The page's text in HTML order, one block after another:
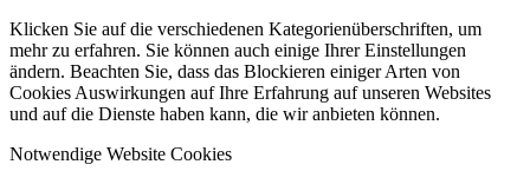
Klicken Sie auf die verschiedenen Kategorienüberschriften, um
mehr zu erfahren. Sie können auch einige Ihrer Einstellungen
ändern. Beachten Sie, dass das Blockieren einiger Arten von
Cookies Auswirkungen auf Ihre Erfahrung auf unseren Websites
und auf die Dienste haben kann, die wir anbieten können.
Notwendige Website Cookies